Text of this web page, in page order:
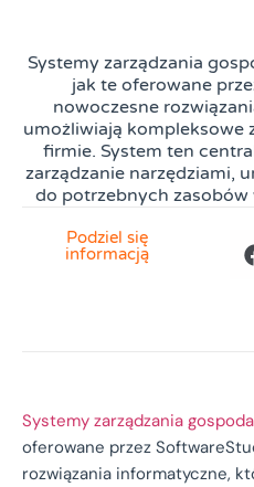
Systemy zarządzania
jak te oferowane
nowoczesne
umożliwiają kompleksowe
firmie. System ten
zarządzanie narzędziami,
do potrzebnych
Podziel się
informacją
Systemy zarządzania
oferowane przez
rozwiązania informatyczne,